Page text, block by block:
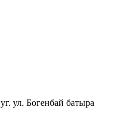
ул. Богенбай батыра